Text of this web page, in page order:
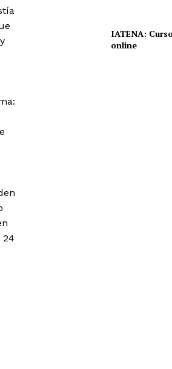
24
IATENA:
online